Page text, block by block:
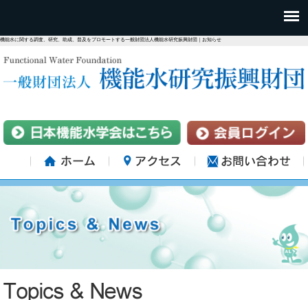
機能水に関する調査、研究、助成、普及をプロモートする一般財団法人機能水研究振興財団｜お知らせ